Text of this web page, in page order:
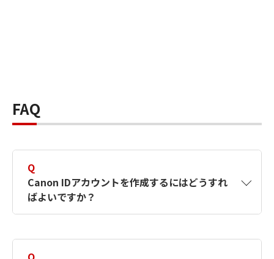
FAQ
Q
Canon IDアカウントを作成するにはどうすれ
ばよいですか？